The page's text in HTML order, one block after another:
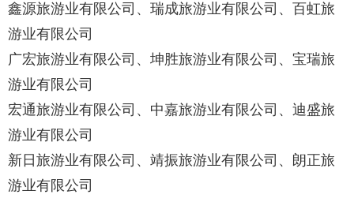
鑫源旅游业有限公司、瑞成旅游业有限公司、百虹旅
游业有限公司
广宏旅游业有限公司、坤胜旅游业有限公司、宝瑞旅
游业有限公司
宏通旅游业有限公司、中嘉旅游业有限公司、迪盛旅
游业有限公司
新日旅游业有限公司、靖振旅游业有限公司、朗正旅
游业有限公司